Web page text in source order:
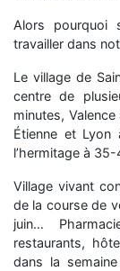
Alors pourquoi
travailler dans
Le village de
centre de
minutes,
Étienne et Lyon
l’hermitage à
Village vivant
de la course de
juin…
restaurants,
dans la